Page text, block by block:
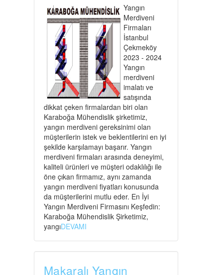
Yangın
Merdiveni
Firmaları
İstanbul
Çekmeköy
2023 - 2024
Yangın
merdiveni
imalatı ve
satışında
dikkat çeken firmalardan biri olan
Karaboğa Mühendislik şirketimiz,
yangın merdiveni gereksinimi olan
müşterilerin istek ve beklentilerini en iyi
şekilde karşılamayı başarır. Yangın
merdiveni firmaları arasında deneyimi,
kaliteli ürünleri ve müşteri odaklılığı ile
öne çıkan firmamız, aynı zamanda
yangın merdiveni fiyatları konusunda
da müşterilerini mutlu eder. En İyi
Yangın Merdiveni Firmasını Keşfedin:
Karaboğa Mühendislik Şirketimiz,
yangıDEVAMI
Makaralı Yangın